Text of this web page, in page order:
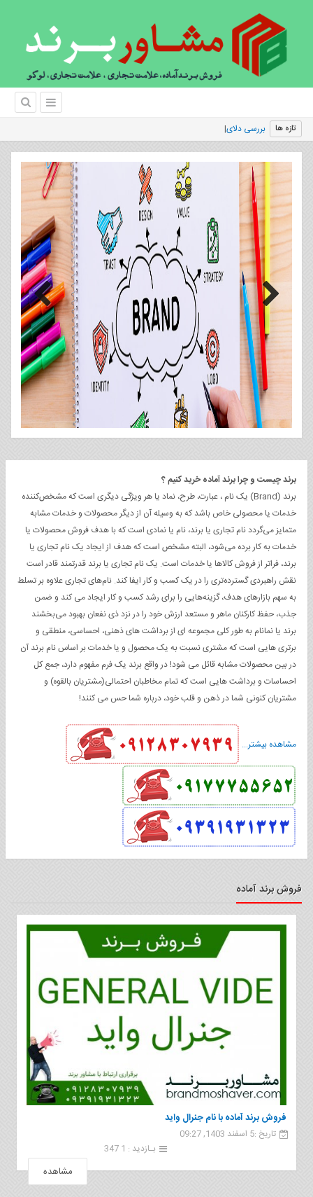
تازه ها بررسی دلایل عدم ماندگاری برندها در ایران
Previous Next
برند چیست و چرا برند آماده خرید کنیم ؟
برند (Brand) یک نام ، عبارت، طرح، نماد یا هر ویژگی دیگری است که مشخص‌کننده
خدمات یا محصولی خاص باشد که به وسیله آن از دیگر محصولات و خدمات مشابه
متمایز می‌گردد نام تجاری یا برند، نام یا نمادی است که با هدف فروش محصولات یا
خدمات به کار برده می‌شود، البته مشخص است که هدف از ایجاد یک نام تجاری یا
برند، فراتر از فروش کالاها یا خدمات است. یک نام تجاری یا برند قدرتمند قادر است
نقش راهبردی گسترده‌تری را در یک کسب و کار ایفا کند. نام‌های تجاری علاوه بر تسلط
به سهم بازارهای هدف، گزینه‌هایی را برای رشد کسب و کار ایجاد می کند و ضمن
جذب، حفظ کارکنان ماهر و مستعد ارزش خود را در نزد ذی نفعان بهبود می‌بخشند
برند یا نمانام به طور کلی مجموعه ای از برداشت های ذهنی، احساسی، منطقی و
برتری هایی است که مشتری نسبت به یک محصول و یا خدمات بر اساس نام برند آن
در بین محصولات مشابه قائل می شود! در واقع برند یک فرم مفهوم دارد، جمع کل
احساسات و برداشت هایی است که تمام مخاطبان احتمالی(مشتریان بالقوه) و
مشتریان کنونی شما در ذهن و قلب خود، درباره شما حس می کنند!
مشاهده بیشتر...
فروش برند آماده
فروش برند آماده با نام جنرال وايد
تاریخ :5 اسفند 1403, 09:27
بـازدید : 1 347
مشاهده